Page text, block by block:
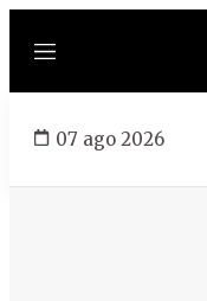
Menú
07 ago 2026